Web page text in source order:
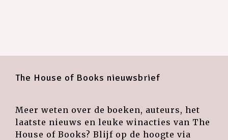
The House of Books nieuwsbrief
Meer weten over de boeken, auteurs, het
laatste nieuws en leuke winacties van The
House of Books? Blijf op de hoogte via